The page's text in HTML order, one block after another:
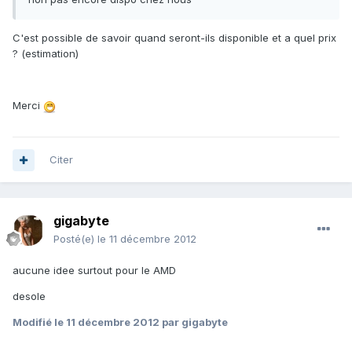
C'est possible de savoir quand seront-ils disponible et a quel prix
? (estimation)
Merci
Citer
gigabyte
Posté(e) le 11 décembre 2012
aucune idee surtout pour le AMD
desole
Modifié le 11 décembre 2012 par gigabyte